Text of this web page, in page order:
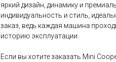
яркий дизайн, динамику и
индивидуальность и стиль,
заказ, ведь каждая машина
историю эксплуатации.
Если вы хотите заказать Mini